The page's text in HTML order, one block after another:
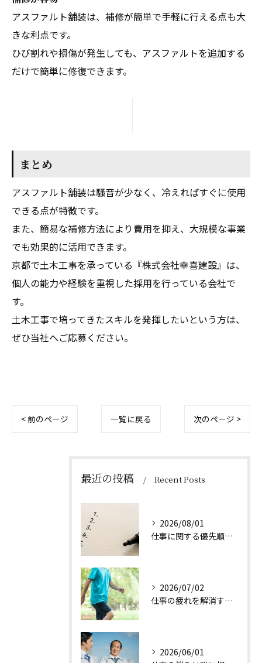
アスファルト舗装は、補修が簡単で手軽に行える点も大
きな利点です。
ひび割れや損傷が発生しても、アスファルトを追加する
だけで簡単に修復できます。
まとめ
アスファルト舗装は騒音が少なく、冷えればすぐに使用
できる点が特徴です。
また、簡易な補修方法により費用を抑え、大規模な事業
でも効果的に活用できます。
京都で土木工事を承っている『株式会社幸喜建設』は、
個人の能力や経験を重視した採用を行っている会社で
す。
土木工事で培ってきたスキルを発揮したいという方は、
ぜひ当社へご応募ください。
< 前のページ 一覧に戻る 次のページ >
最近の投稿 Recent Posts
2026/08/01
仕事に関する優先順位のつけ方とは
2026/07/02
仕事の疲れを解消する方法は？
2026/06/01